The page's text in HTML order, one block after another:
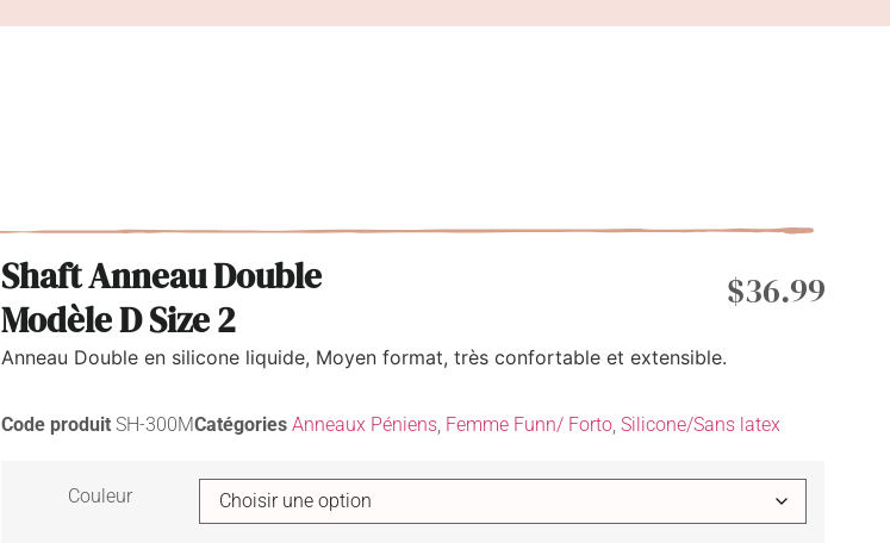
Shaft Anneau Double
Modèle D Size 2
$36.99
Anneau Double en silicone liquide, Moyen format, très confortable et extensible.
Code produitSH-300MCatégories Anneaux Péniens Femme Funn/ Forto ,Silicone/Sans latex
Couleur